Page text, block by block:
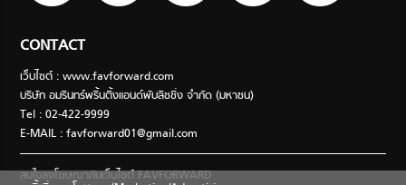
CONTACT
เว็บไซต์ : www.favforward.com
บริษัท อมรินทร์พริ้นติ้งแอนด์พับลิชชิ่ง จำกัด (มหาชน)
Tel : 02-422-9999
E-MAIL :favforward01@gmail.com
สนใจลงโฆษณากับเว็บไซต์ FAVFORWARD